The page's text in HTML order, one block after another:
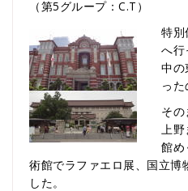
（第5グループ：C.T）
特別
へ行
中の
った
そ
上
館め
術館でラファエロ展、国立博
した。